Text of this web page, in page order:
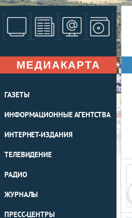
МЕДИАКАРТА
ГАЗЕТЫ
ИНФОРМАЦИОННЫЕ АГЕНТСТВА
ИНТЕРНЕТ-ИЗДАНИЯ
ТЕЛЕВИДЕНИЕ
РАДИО
ЖУРНАЛЫ
ПРЕСС-ЦЕНТРЫ